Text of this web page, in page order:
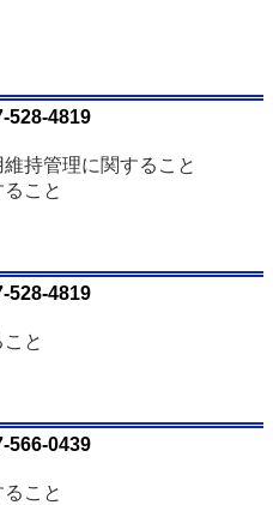
528-4819
持管理に関すること
こと
528-4819
と
566-0439
こと